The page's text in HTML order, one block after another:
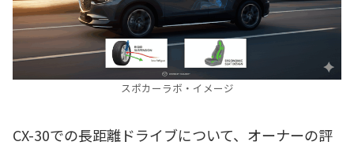
スポカーラボ・イメージ
CX-30での長距離ドライブについて、オーナーの評